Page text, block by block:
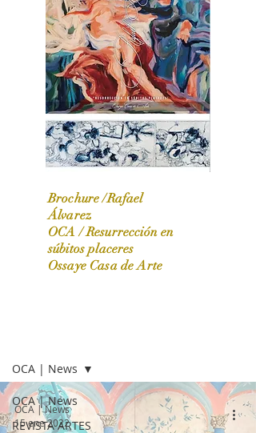
OCA|News 31 / Marzo-Abril / 2024
Brochure /Rafael
Álvarez
OCA /Resurrección en
súbitos placeres
Ossaye Casa de Arte
OCA | News
REVISTA ARTES
OCA | News
OCA | News
15 ene 2022